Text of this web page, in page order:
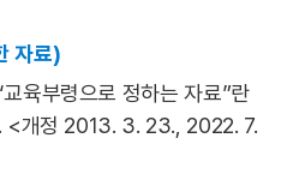
자료)
육부령으로 정하는 자료”란
<개정 2013. 3. 23., 2022. 7.